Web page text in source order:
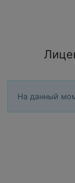
На данный